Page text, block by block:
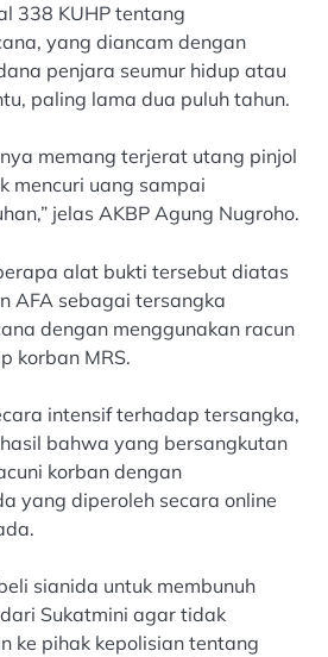
338 KUHP tentang
yang diancam dengan
penjara seumur hidup atau
paling lama dua puluh tahun.
memang terjerat utang pinjol
mencuri uang sampai
jelas AKBP Agung Nugroho.
alat bukti tersebut diatas
AFA sebagai tersangka
dengan menggunakan racun
korban MRS.
intensif terhadap tersangka,
bahwa yang bersangkutan
korban dengan
yang diperoleh secara online
sianida untuk membunuh
Sukatmini agar tidak
ke pihak kepolisian tentang